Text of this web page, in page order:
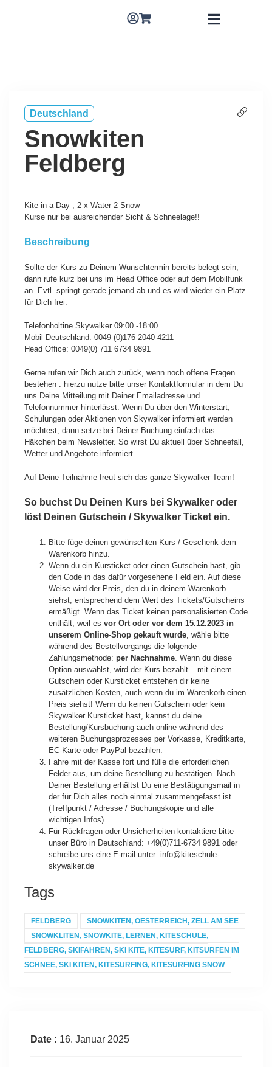
Deutschland
Snowkiten
Feldberg
Kite in a Day , 2 x Water 2 Snow
Kurse nur bei ausreichender Sicht & Schneelage!!
Beschreibung
Sollte der Kurs zu Deinem Wunschtermin bereits belegt sein,
dann rufe kurz bei uns im Head Office oder auf dem Mobilfunk
an. Evtl. springt gerade jemand ab und es wird wieder ein Platz
für Dich frei.
Telefonholtine Skywalker 09:00 -18:00
Mobil Deutschland: 0049 (0)176 2040 4211
Head Office: 0049(0) 711 6734 9891
Gerne rufen wir Dich auch zurück, wenn noch offene Fragen
bestehen : hierzu nutze bitte unser Kontaktformular in dem Du
uns Deine Mitteilung mit Deiner Emailadresse und
Telefonnummer hinterlässt. Wenn Du über den Winterstart,
Schulungen oder Aktionen von Skywalker informiert werden
möchtest, dann setze bei Deiner Buchung einfach das
Häkchen beim Newsletter. So wirst Du aktuell über Schneefall,
Wetter und Angebote informiert.
Auf Deine Teilnahme freut sich das ganze Skywalker Team!
So buchst Du Deinen Kurs bei Skywalker oder
löst Deinen Gutschein / Skywalker Ticket ein.
Bitte füge deinen gewünschten Kurs / Geschenk dem
Warenkorb hinzu.
Wenn du ein Kursticket oder einen Gutschein hast, gib
den Code in das dafür vorgesehene Feld ein. Auf diese
Weise wird der Preis, den du in deinem Warenkorb
siehst, entsprechend dem Wert des Tickets/Gutscheins
ermäßigt. Wenn das Ticket keinen personalisierten Code
enthält, weil es vor Ort oder vor dem 15.12.2023 in
unserem Online-Shop gekauft wurde, wähle bitte
während des Bestellvorgangs die folgende
Zahlungsmethode: per Nachnahme. Wenn du diese
Option auswählst, wird der Kurs bezahlt – mit einem
Gutschein oder Kursticket entstehen dir keine
zusätzlichen Kosten, auch wenn du im Warenkorb einen
Preis siehst! Wenn du keinen Gutschein oder kein
Skywalker Kursticket hast, kannst du deine
Bestellung/Kursbuchung auch online während des
weiteren Buchungsprozesses per Vorkasse, Kreditkarte,
EC-Karte oder PayPal bezahlen.
Fahre mit der Kasse fort und fülle die erforderlichen
Felder aus, um deine Bestellung zu bestätigen. Nach
Deiner Bestellung erhältst Du eine Bestätigungsmail in
der für Dich alles noch einmal zusammengefasst ist
(Treffpunkt / Adresse / Buchungskopie und alle
wichtigen Infos).
Für Rückfragen oder Unsicherheiten kontaktiere bitte
unser Büro in Deutschland: +49(0)711-6734 9891 oder
schreibe uns eine E-mail unter: info@kiteschule-
skywalker.de
Tags
FELDBERG
SNOWKITEN, OESTERREICH, ZELL AM SEE
SNOWKLITEN, SNOWKITE, LERNEN, KITESCHULE,
FELDBERG, SKIFAHREN, SKI KITE, KITESURF, KITSURFEN IM
SCHNEE, SKI KITEN, KITESURFING, KITESURFING SNOW
Date : 16. Januar 2025